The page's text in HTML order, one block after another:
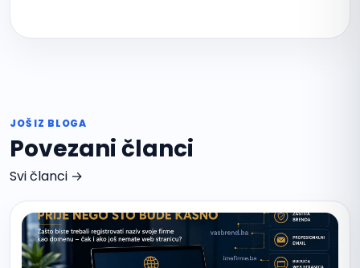
JOŠ IZ BLOGA
Povezani članci
Svi članci →